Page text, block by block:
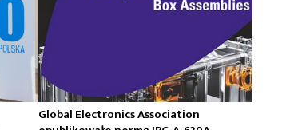
Global Electronics Association